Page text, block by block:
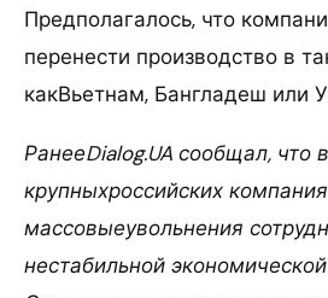
Предполагалось, что
перенести производство в
какВьетнам, Бангладеш или
РанееDialog.UA сообщал, что в
крупныхроссийских
массовыеувольнения
нестабильной